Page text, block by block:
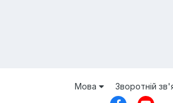
Мова Зворотній